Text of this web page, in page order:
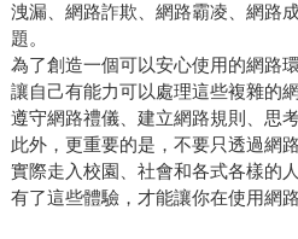
洩漏、網路詐欺、網路霸凌、網
題。
為了創造一個可以安心使用的網路環
讓自己有能力可以處理這些複雜的
遵守網路禮儀、建立網路規則、思
此外，更重要的是，不要只透過網
實際走入校園、社會和各式各樣的
有了這些體驗，才能讓你在使用網